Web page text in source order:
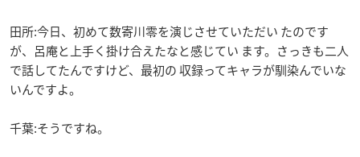
田所:今日、初めて数寄川零を演じさせていただい たのです
が、呂庵と上手く掛け合えたなと感じてい ます。さっきも二人
で話してたんですけど、最初の 収録ってキャラが馴染んでいな
いんですよ。
千葉:そうですね。